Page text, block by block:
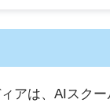
アは、AIスクー